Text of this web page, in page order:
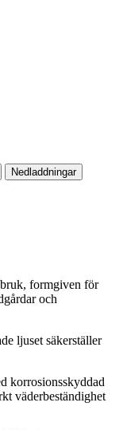
Nedladdningar
formgiven för
och
ljuset säkerställer
korrosionsskyddad
väderbeständighet